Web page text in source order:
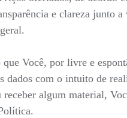
e clareza junto a
Você, por livre e
dados com o intuito de
receber algum material,